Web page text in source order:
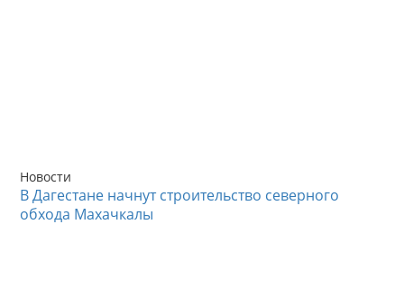
Новости
В Дагестане начнут строительство северного
обхода Махачкалы